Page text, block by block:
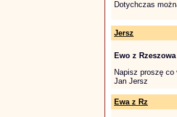
Dotychczas
Jersz
Ewo z Rzeszowa
Napisz proszę co
Jan Jersz
Ewa z Rz